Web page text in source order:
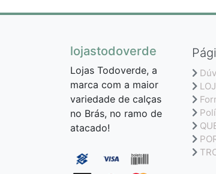
lojastodoverde
Lojas Todoverde, a
marca com a maior
variedade de calças
no Brás, no ramo de
atacado!